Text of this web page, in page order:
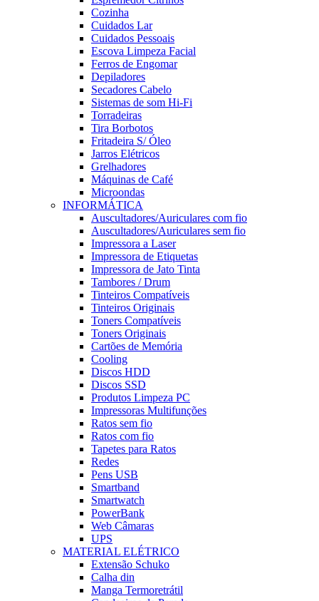
Cozinha
Cuidados Lar
Cuidados Pessoais
Escova Limpeza Facial
Ferros de Engomar
Depiladores
Secadores Cabelo
Sistemas de som Hi-Fi
Torradeiras
Tira Borbotos
Fritadeira S/ Óleo
Jarros Elétricos
Grelhadores
Máquinas de Café
Microondas
INFORMÁTICA
Auscultadores/Auriculares com fio
Auscultadores/Auriculares sem fio
Impressora a Laser
Impressora de Etiquetas
Impressora de Jato Tinta
Tambores / Drum
Tinteiros Compatíveis
Tinteiros Originais
Toners Compatíveis
Toners Originais
Cartões de Memória
Cooling
Discos HDD
Discos SSD
Produtos Limpeza PC
Impressoras Multifunções
Ratos sem fio
Ratos com fio
Tapetes para Ratos
Redes
Pens USB
Smartband
Smartwatch
PowerBank
Web Câmaras
UPS
MATERIAL ELÉTRICO
Extensão Schuko
Calha din
Manga Termoretrátil